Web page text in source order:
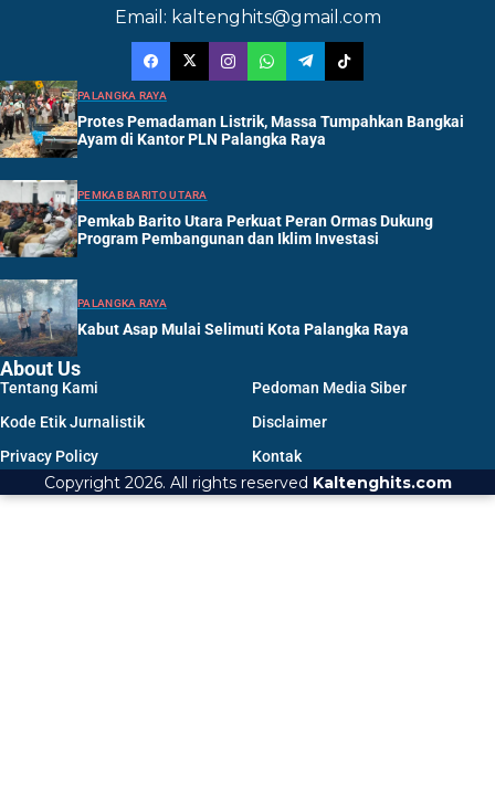
Email: kaltenghits@gmail.com
PALANGKA RAYA
Protes Pemadaman Listrik, Massa Tumpahkan Bangkai
Ayam di Kantor PLN Palangka Raya
PEMKAB BARITO UTARA
Pemkab Barito Utara Perkuat Peran Ormas Dukung
Program Pembangunan dan Iklim Investasi
PALANGKA RAYA
Kabut Asap Mulai Selimuti Kota Palangka Raya
About Us
Tentang Kami
Pedoman Media Siber
Kode Etik Jurnalistik
Disclaimer
Privacy Policy
Kontak
Copyright 2026. All rights reserved Kaltenghits.com